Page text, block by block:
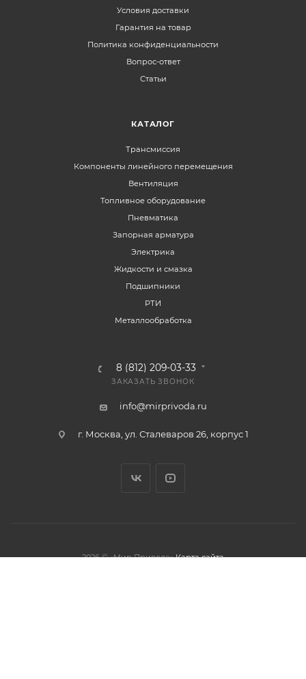
Условия доставки
Гарантия на товар
Политика конфиденциальности
Вопрос-ответ
Статьи
КАТАЛОГ
Трансмиссия
Компоненты линейного перемещения
Вентиляция
Топливное оборудование
Пневматика
Запорная арматура
Электрика
Жидкости и смазка
Подшипники
РТИ
Металлообработка
8 (812) 209-03-33
ЗАКАЗАТЬ ЗВОНОК
info@mirprivoda.ru
г. Москва, ул. Сталеваров 26, корпус 1
2026 © «Мир Привода» Карта сайта